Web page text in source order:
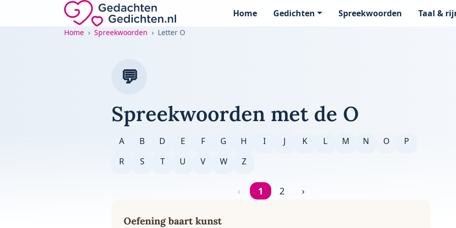
Direct naar de inhoud
Gedachten-Gedichten.nl — naar de homepage
Home Gedichten Spreekwoorden Taal &
Home Spreekwoorden Letter O
💬
Spreekwoorden met de O
A B D E F G H I J K L M N O
P
R
S T U V W Z
Pagina 1 van 2
‹ 1 2 ›
Oefening baart kunst